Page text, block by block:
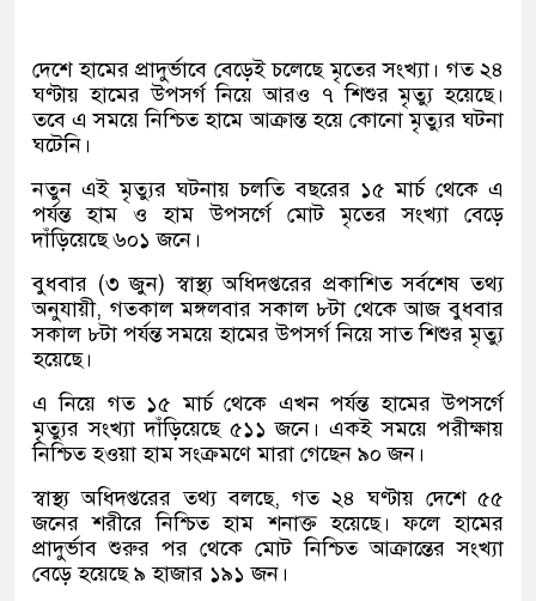
দেশে হামের প্রাদুর্ভাবে বেড়েই চলেছে মৃতের সংখ্যা। গত ২৪
ঘণ্টায় হামের উপসর্গ নিয়ে আরও ৭ শিশুর মৃত্যু হয়েছে।
তবে এ সময়ে নিশ্চিত হামে আক্রান্ত হয়ে কোনো মৃত্যুর ঘটনা
ঘটেনি।
নতুন এই মৃত্যুর ঘটনায় চলতি বছরের ১৫ মার্চ থেকে এ
পর্যন্ত হাম ও হাম উপসর্গে মোট মৃতের সংখ্যা বেড়ে
দাঁড়িয়েছে ৬০১ জনে।
বুধবার (৩ জুন) স্বাস্থ্য অধিদপ্তরের প্রকাশিত সর্বশেষ তথ্য
অনুযায়ী, গতকাল মঙ্গলবার সকাল ৮টা থেকে আজ বুধবার
সকাল ৮টা পর্যন্ত সময়ে হামের উপসর্গ নিয়ে সাত শিশুর মৃত্যু
হয়েছে।
এ নিয়ে গত ১৫ মার্চ থেকে এখন পর্যন্ত হামের উপসর্গে
মৃত্যুর সংখ্যা দাঁড়িয়েছে ৫১১ জনে। একই সময়ে পরীক্ষায়
নিশ্চিত হওয়া হাম সংক্রমণে মারা গেছেন ৯০ জন।
স্বাস্থ্য অধিদপ্তরের তথ্য বলছে, গত ২৪ ঘণ্টায় দেশে ৫৫
জনের শরীরে নিশ্চিত হাম শনাক্ত হয়েছে। ফলে হামের
প্রাদুর্ভাব শুরুর পর থেকে মোট নিশ্চিত আক্রান্তের সংখ্যা
বেড়ে হয়েছে ৯ হাজার ১৯১ জন।